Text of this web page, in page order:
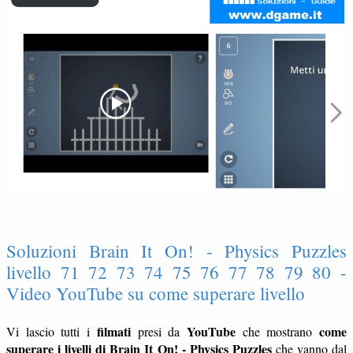
Soluzioni Brain It On! - Physics Puzzles
livello 71 72 73 74 75 76 77 78 79 80 -
Video YouTube su come superare livello
Vi lascio tutti i filmatipresi da YouTubeche mostranocome
superare i livelli di Brain It On! - Physics Puzzlesche vanno dal